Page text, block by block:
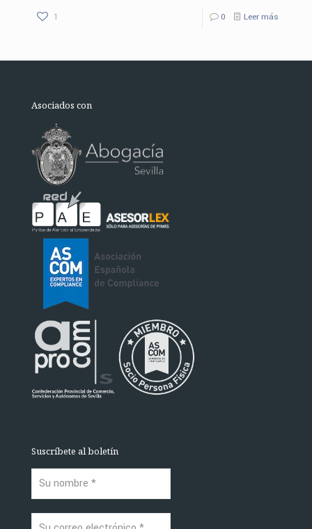
1 0 Leer más
Asociados con
Suscríbete al boletín